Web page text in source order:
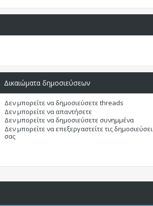
Δικαιώματα δημοσιεύσεων
Δεν μπορείτε να δημοσιεύσετε threads
Δεν μπορείτε να απαντήσετε
Δεν μπορείτε να δημοσιεύσετε συνημμένα
Δεν μπορείτενα επεξεργαστείτε τις
σας